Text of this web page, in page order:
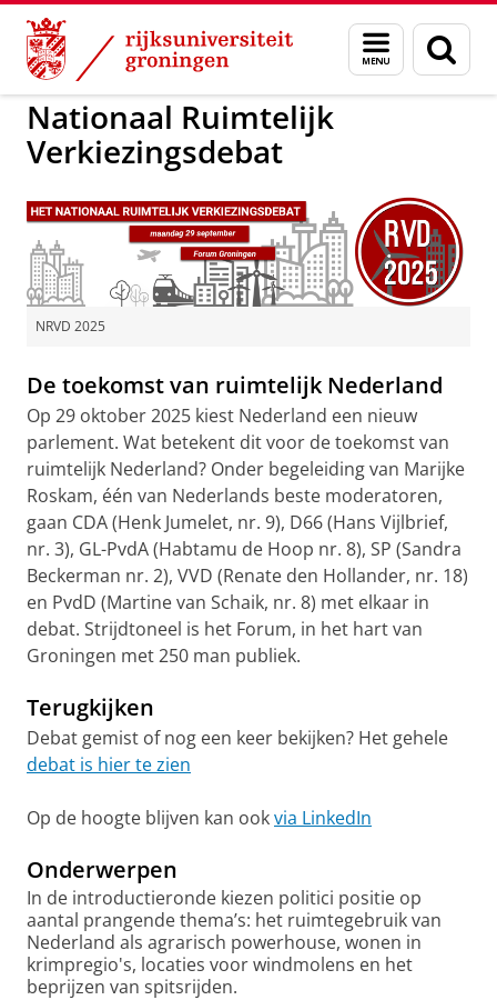
Skip
Content
Skip
Navigation
Menu
en
zoeken
Over ons
Nationaal Ruimtelijk
Verkiezingsdebat
NRVD 2025
De toekomst van ruimtelijk Nederland
Op 29 oktober 2025 kiest Nederland een nieuw
parlement. Wat betekent dit voor de toekomst van
ruimtelijk Nederland? Onder begeleiding van Marijke
Roskam, één van Nederlands beste moderatoren,
gaan CDA (Henk Jumelet, nr. 9), D66 (Hans Vijlbrief,
nr. 3), GL-PvdA (Habtamu de Hoop nr. 8), SP (Sandra
Beckerman nr. 2), VVD (Renate den Hollander, nr. 18)
en PvdD (Martine van Schaik, nr. 8) met elkaar in
debat. Strijdtoneel is het Forum, in het hart van
Groningen met 250 man publiek.
Terugkijken
Debat gemist of nog een keer bekijken? Het gehele
debat is hier te zien
Op de hoogte blijven kan ookvia LinkedIn
Onderwerpen
In de introductieronde kiezen politici positie op
aantal prangende thema’s: het ruimtegebruik van
Nederland als agrarisch powerhouse, wonen in
krimpregio's, locaties voor windmolens en het
beprijzen van spitsrijden.